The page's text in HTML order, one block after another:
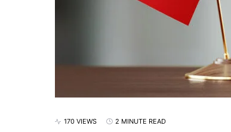
170 VIEWS 2 MINUTE READ